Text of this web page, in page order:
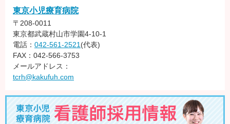
東京小児療育病院
〒208-0011
東京都武蔵村山市学園4-10-1
電話： 042-561-2521 (代表)
FAX：042-566-3753
メールアドレス：
tcrh@kakufuh.com